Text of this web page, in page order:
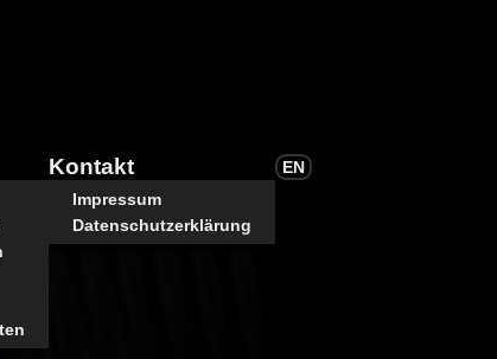
Kontakt
Impressum
Datenschutzerklärung
EN